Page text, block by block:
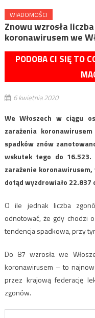
WIADOMOŚCI
Znowu wzrosła
koronawirusem we
PODOBA CI SIĘ TO
6 kwietnia 2020
We Włoszech w ciągu
zarażenia
spadków znów
wskutek tego do
zarażenie koronawirusem,
dotąd wyzdrowiało 22.837
O ile jednak liczba
odnotować, że gdy chodzi
tendencja spadkowa, przy
Do 87 wzrosła we
koronawirusem – to
przez krajową federację
zgonów.